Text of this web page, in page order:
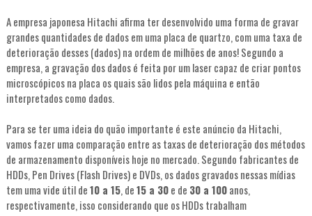
A empresa japonesa Hitachi afirma ter desenvolvido uma forma de gravar
grandes quantidades de dados em uma placa de quartzo, com uma taxa de
deterioração desses (dados) na ordem de milhões de anos! Segundo a
empresa, a gravação dos dados é feita por um laser capaz de criar pontos
microscópicos na placa os quais são lidos pela máquina e então
interpretados como dados.
Para se ter uma ideia do quão importante é este anúncio da Hitachi,
vamos fazer uma comparação entre as taxas de deterioração dos métodos
de armazenamento disponíveis hoje no mercado. Segundo fabricantes de
HDDs, Pen Drives (Flash Drives) e DVDs, os dados gravados nessas mídias
tem uma vide útil de10 a 15, de15 a 30e de 30 a 100anos,
respectivamente, isso considerando que os HDDs trabalham